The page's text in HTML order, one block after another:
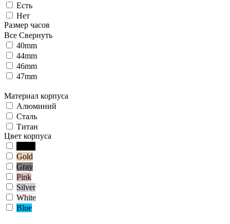
Есть
Нет
Размер часов
Все Свернуть
40mm
44mm
46mm
47mm
Материал корпуса
Алюминий
Сталь
Титан
Цвет корпуса
Gold
Gray
Pink
Silver
White
Blue